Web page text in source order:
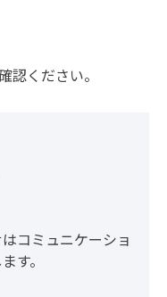
認ください。
コミュニケーショ
す。